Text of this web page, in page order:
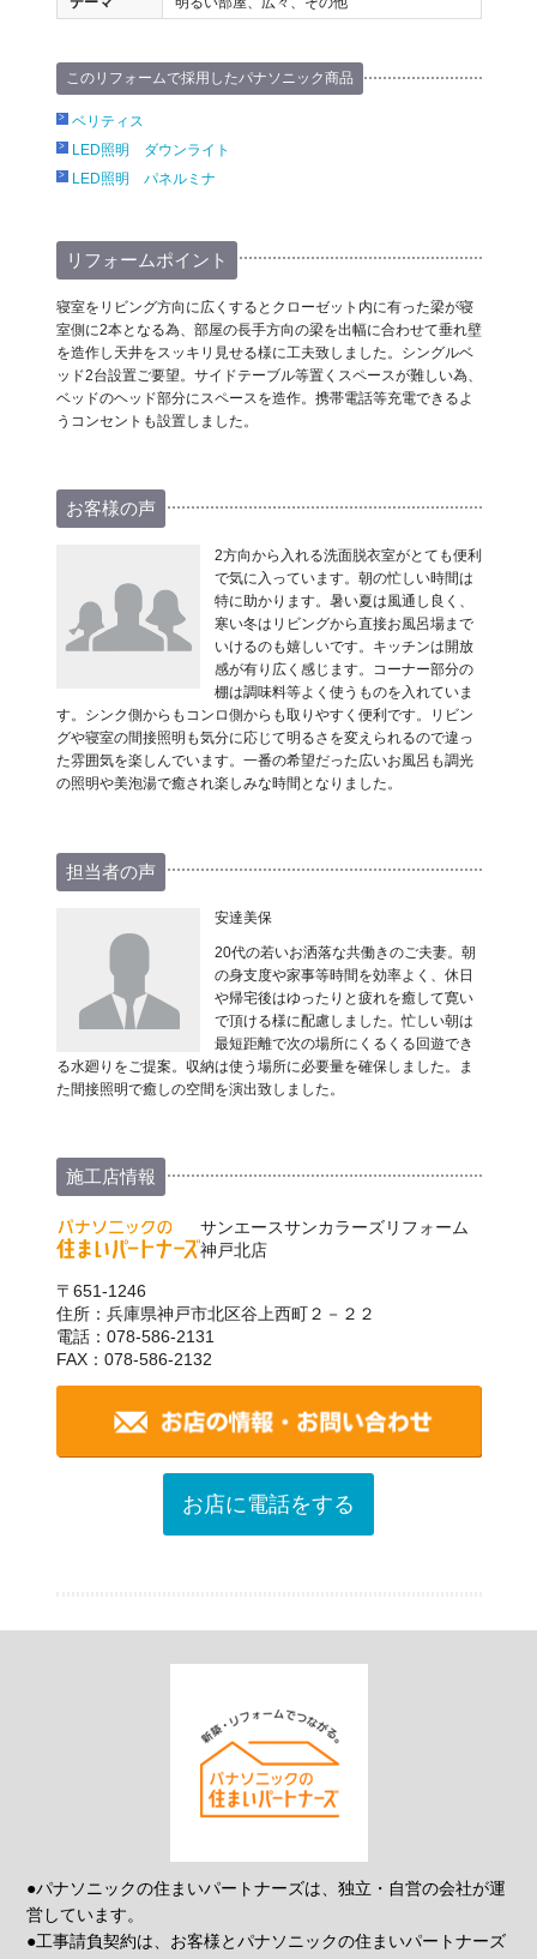
このリフォームで採用したパナソニック商品
ベリティス
LED照明 ダウンライト
LED照明 パネルミナ
リフォームポイント
寝室をリビング方向に広くするとクローゼット内に有った梁が寝
室側に2本となる為、部屋の長手方向の梁を出幅に合わせて垂れ壁
を造作し天井をスッキリ見せる様に工夫致しました。シングルベ
ッド2台設置ご要望。サイドテーブル等置くスペースが難しい為、
ベッドのヘッド部分にスペースを造作。携帯電話等充電できるよ
うコンセントも設置しました。
お客様の声
2方向から入れる洗面脱衣室がとても便利
で気に入っています。朝の忙しい時間は
特に助かります。暑い夏は風通し良く、
寒い冬はリビングから直接お風呂場まで
いけるのも嬉しいです。キッチンは開放
感が有り広く感じます。コーナー部分の
棚は調味料等よく使うものを入れていま
す。シンク側からもコンロ側からも取りやすく便利です。リビン
グや寝室の間接照明も気分に応じて明るさを変えられるので違っ
た雰囲気を楽しんでいます。一番の希望だった広いお風呂も調光
の照明や美泡湯で癒され楽しみな時間となりました。
担当者の声
安達美保
20代の若いお洒落な共働きのご夫妻。朝
の身支度や家事等時間を効率よく、休日
や帰宅後はゆったりと疲れを癒して寛い
で頂ける様に配慮しました。忙しい朝は
最短距離で次の場所にくるくる回遊でき
る水廻りをご提案。収納は使う場所に必要量を確保しました。ま
た間接照明で癒しの空間を演出致しました。
施工店情報
サンエースサンカラーズリフォーム
神戸北店
〒651-1246
住所：兵庫県神戸市北区谷上西町２－２２
電話：078-586-2131
FAX：078-586-2132
お店に電話をする
●パナソニックの住まいパートナーズは、独立・自営の会社が運
営しています。
●工事請負契約は、お客様とパナソニックの住まいパートナーズ